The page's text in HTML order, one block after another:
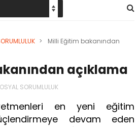
>
Milli Eğitim bakanından
açıklama
SORUMLULUK
en yeni eğitim
devam eden